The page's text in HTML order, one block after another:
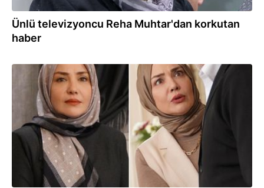
Ünlü televizyoncu Reha Muhtar'dan korkutan
haber
21.02.2026